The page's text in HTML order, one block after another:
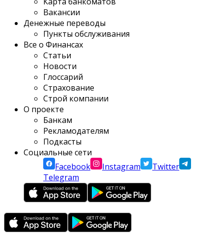
Вакансии
Денежные переводы
Пункты обслуживания
Все о Финансах
Статьи
Новости
Глоссарий
Страхование
Строй компании
О проекте
Банкам
Рекламодателям
Подкасты
Социальные сети
Facebook
Instagram
Twitter
Telegram